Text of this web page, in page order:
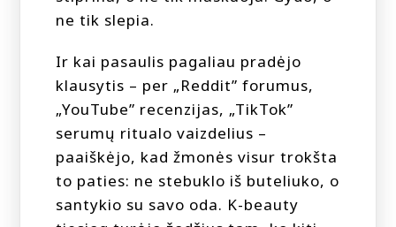
ne tik slepia.
Ir kai pasaulis pagaliau pradėjo
klausytis – per „Reddit” forumus,
„YouTube” recenzijas, „TikTok”
serumų ritualo vaizdelius –
paaiškėjo, kad žmonės visur trokšta
to paties: ne stebuklo iš buteliuko, o
santykio su savo oda. K-beauty